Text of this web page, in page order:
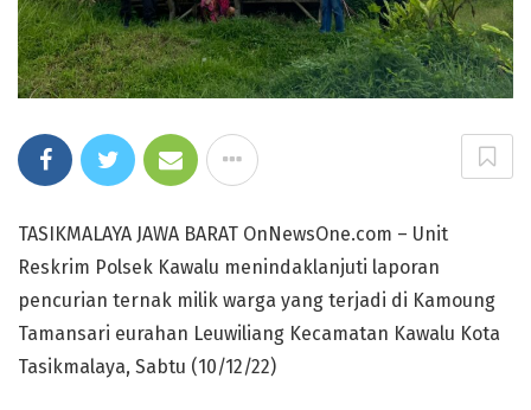
TASIKMALAYA JAWA BARAT OnNewsOne.com – Unit
Reskrim Polsek Kawalu menindaklanjuti laporan
pencurian ternak milik warga yang terjadi di Kamoung
Tamansari eurahan Leuwiliang Kecamatan Kawalu Kota
Tasikmalaya, Sabtu (10/12/22)